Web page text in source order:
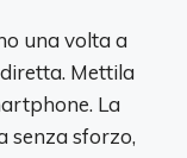
una volta a
Mettila
La
senza sforzo,